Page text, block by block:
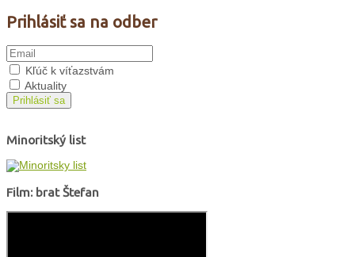
Prihlásiť sa na odber
Kľúč k víťazstvám
Aktuality
Prihlásiť sa
Minoritský list
Film: brat Štefan